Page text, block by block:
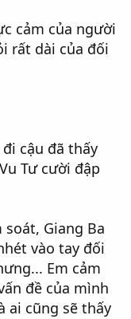
cảm của người
rất dài của đối
cậu đã thấy
Tư cười đập
Giang Ba
vào tay đối
Em cảm
đề của mình
ai cũng sẽ thấy